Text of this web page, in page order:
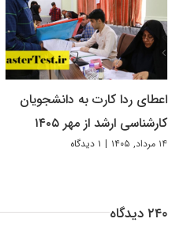
اعطای ردا کارت به دانشجویان
کارشناسی ارشد از مهر ۱۴۰۵
۱۴ مرداد, ۱۴۰۵ | ۱ دیدگاه
۲۴۰ دیدگاه